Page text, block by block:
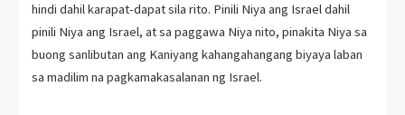
hindi dahil karapat-dapat sila rito. Pinili Niya ang Israel dahil
pinili Niya ang Israel, at sa paggawa Niya nito, pinakita Niya sa
buong sanlibutan ang Kaniyang kahangahangang biyaya laban
sa madilim na pagkamakasalanan ng Israel.